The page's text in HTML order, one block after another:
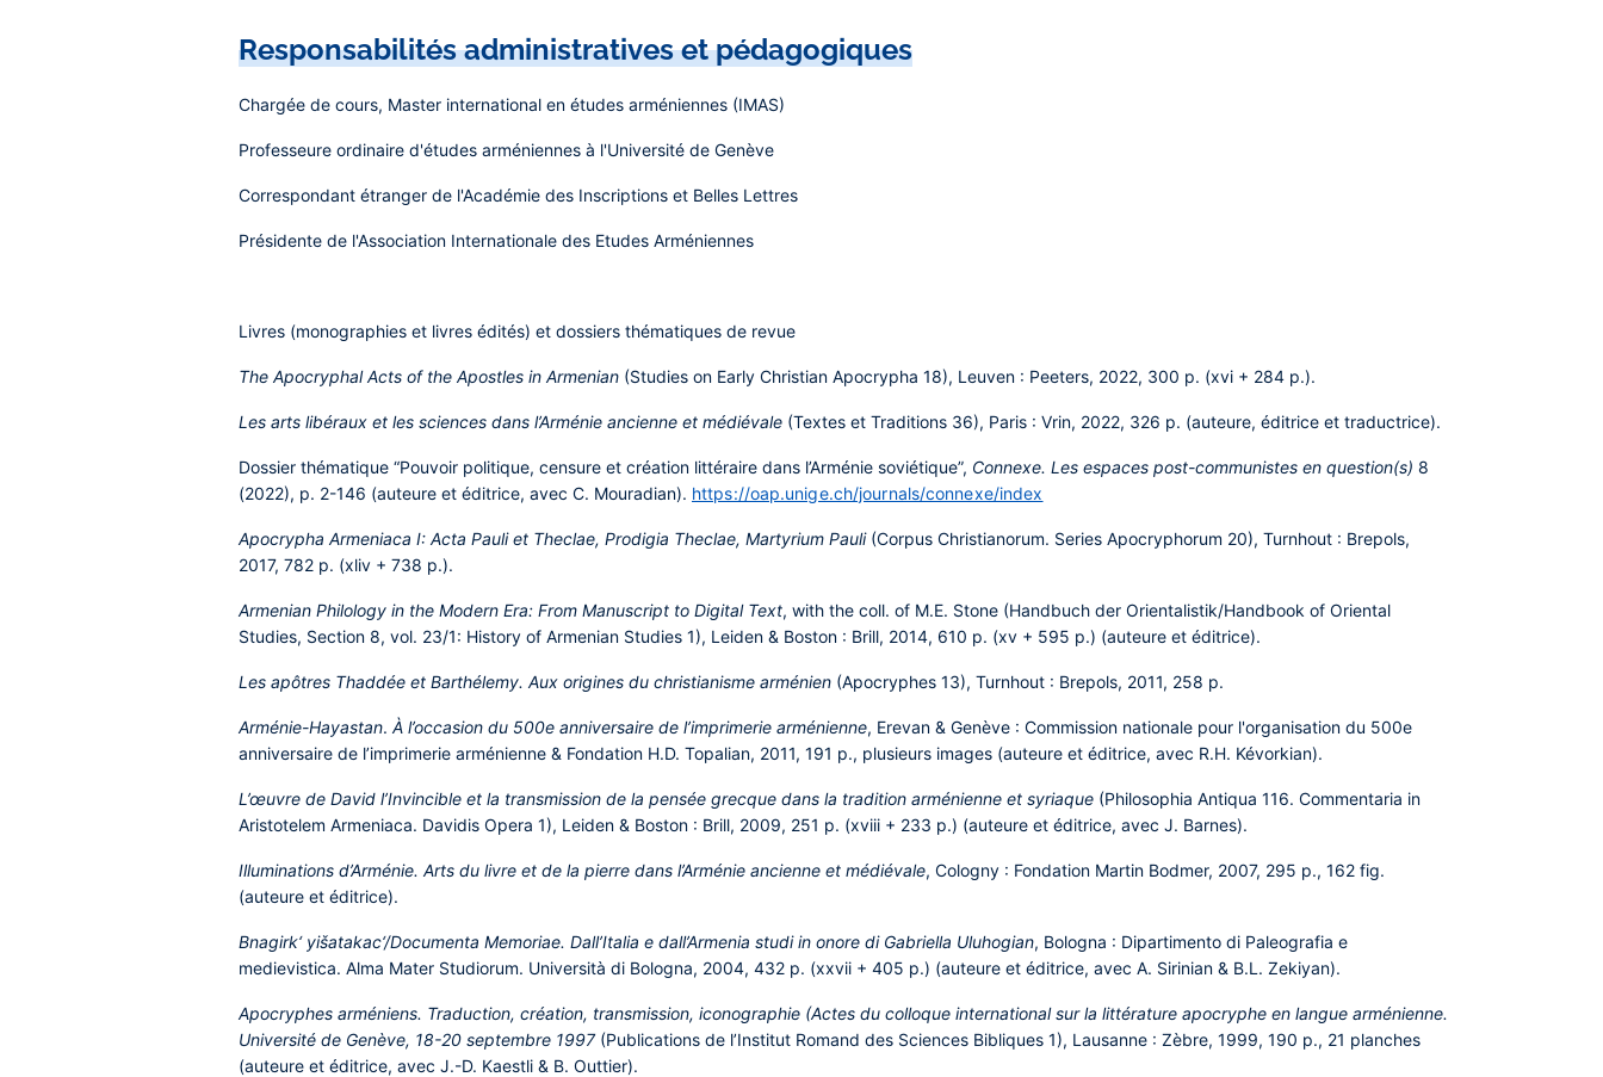
Responsabilités administratives et pédagogiques
Chargée de cours, Master international en études arméniennes (IMAS)
Professeure ordinaire d'études arméniennes à l'Université de Genève
Correspondant étranger de l'Académie des Inscriptions et Belles Lettres
Présidente de l'Association Internationale des Etudes Arméniennes
Livres (monographies et livres édités) et dossiers thématiques de revue
The Apocryphal Acts of the Apostles in Armenian (Studies on Early Christian Apocrypha 18), Leuven : Peeters, 2022, 300 p. (xvi + 284 p.).
Les arts libéraux et les sciences dans l’Arménie ancienne et médiévale (Textes et Traditions 36), Paris : Vrin, 2022, 326 p. (auteure, éditrice et traductrice).
Dossier thématique “Pouvoir politique, censure et création littéraire dans l’Arménie soviétique”, Connexe. Les espaces post-communistes en question(s) 8
(2022), p. 2-146 (auteure et éditrice, avec C. Mouradian). https://oap.unige.ch/journals/connexe/index
Apocrypha Armeniaca I: Acta Pauli et Theclae, Prodigia Theclae, Martyrium Pauli(Corpus Christianorum. Series Apocryphorum 20), Turnhout : Brepols,
2017, 782 p. (xliv + 738 p.).
Armenian Philology in the Modern Era: From Manuscript to Digital Text, with the coll. of M.E. Stone (Handbuch der Orientalistik/Handbook of Oriental
Studies, Section 8, vol. 23/1: History of Armenian Studies 1), Leiden & Boston : Brill, 2014, 610 p. (xv + 595 p.) (auteure et éditrice).
Les apôtres Thaddée et Barthélemy. Aux origines du christianisme arménien (Apocryphes 13), Turnhout : Brepols, 2011, 258 p.
Arménie-Hayastan. À l’occasion du 500e anniversaire de l’imprimerie arménienne, Erevan & Genève : Commission nationale pour l'organisation du 500e
anniversaire de l’imprimerie arménienne & Fondation H.D. Topalian, 2011, 191 p., plusieurs images (auteure et éditrice, avec R.H. Kévorkian).
L’œuvre de David l’Invincible et la transmission de la pensée grecque dans la tradition arménienne et syriaque (Philosophia Antiqua 116. Commentaria in
Aristotelem Armeniaca. Davidis Opera 1), Leiden & Boston : Brill, 2009, 251 p. (xviii + 233 p.) (auteure et éditrice, avec J. Barnes).
Illuminations d’Arménie. Arts du livre et de la pierre dans l’Arménie ancienne et médiévale, Cologny : Fondation Martin Bodmer, 2007, 295 p., 162 fig.
(auteure et éditrice).
Bnagirk‘ yišatakac‘/Documenta Memoriae. Dall’Italia e dall’Armenia studi in onore di Gabriella Uluhogian, Bologna : Dipartimento di Paleografia e
medievistica. Alma Mater Studiorum. Università di Bologna, 2004, 432 p. (xxvii + 405 p.) (auteure et éditrice, avec A. Sirinian & B.L. Zekiyan).
Apocryphes arméniens. Traduction, création, transmission, iconographie (Actes du colloque international sur la littérature apocryphe en langue arménienne.
Université de Genève, 18-20 septembre 1997 (Publications de l’Institut Romand des Sciences Bibliques 1), Lausanne : Zèbre, 1999, 190 p., 21 planches
(auteure et éditrice, avec J.-D. Kaestli & B. Outtier).